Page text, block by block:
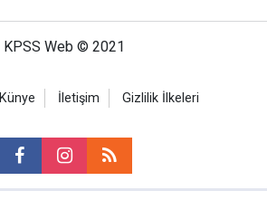
KPSS Web © 2021
Künye İletişim Gizlilik İlkeleri